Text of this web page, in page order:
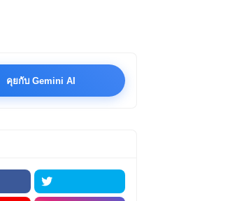
คุยกับ Gemini AI